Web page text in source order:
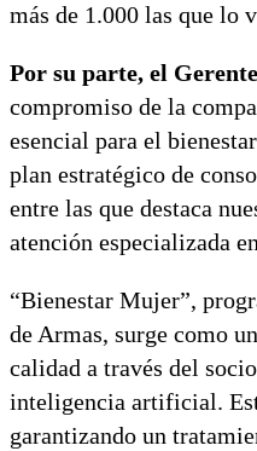
más de 1.000 las que lo
Por su parte, el
compromiso de la
esencial para el
plan estratégico de
entre las que destaca
atención especializada
“Bienestar Mujer”,
de Armas, surge como
calidad a través del
inteligencia artificial.
garantizando un